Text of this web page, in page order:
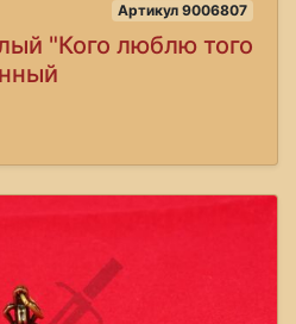
Артикул 9006807
"Кого люблю того